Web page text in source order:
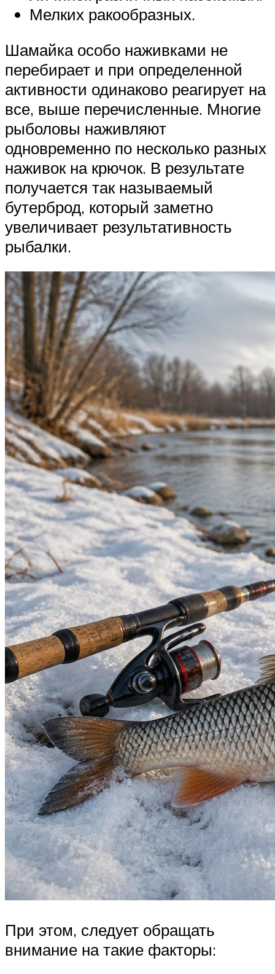
Мелких ракообразных.
Шамайка особо наживками не
перебирает и при определенной
активности одинаково реагирует на
все, выше перечисленные. Многие
рыболовы наживляют
одновременно по несколько разных
наживок на крючок. В результате
получается так называемый
бутерброд, который заметно
увеличивает результативность
рыбалки.
При этом, следует обращать
внимание на такие факторы: